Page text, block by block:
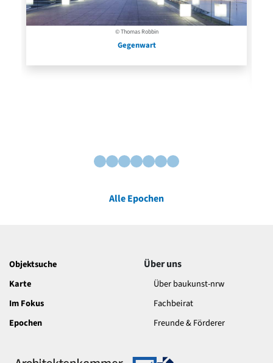
© Thomas Robbin
Gegenwart
Alle Epochen
Objektsuche
Karte
Im Fokus
Epochen
Über uns
Über baukunst-nrw
Fachbeirat
Freunde & Förderer